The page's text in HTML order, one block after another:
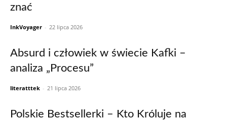
znać
InkVoyager - 22 lipca 2026
Absurd i człowiek w świecie Kafki –
analiza „Procesu”
literatttek - 21 lipca 2026
Polskie Bestsellerki – Kto Króluje na